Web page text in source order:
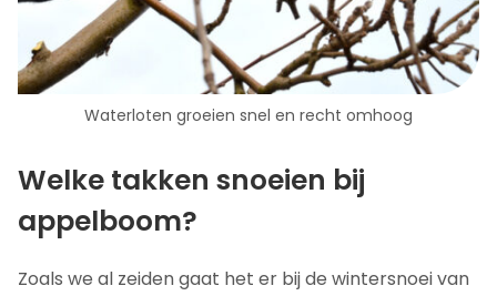
Waterloten groeien snel en recht omhoog
Welke takken snoeien bij
appelboom?
Zoals we al zeiden gaat het er bij de wintersnoei van